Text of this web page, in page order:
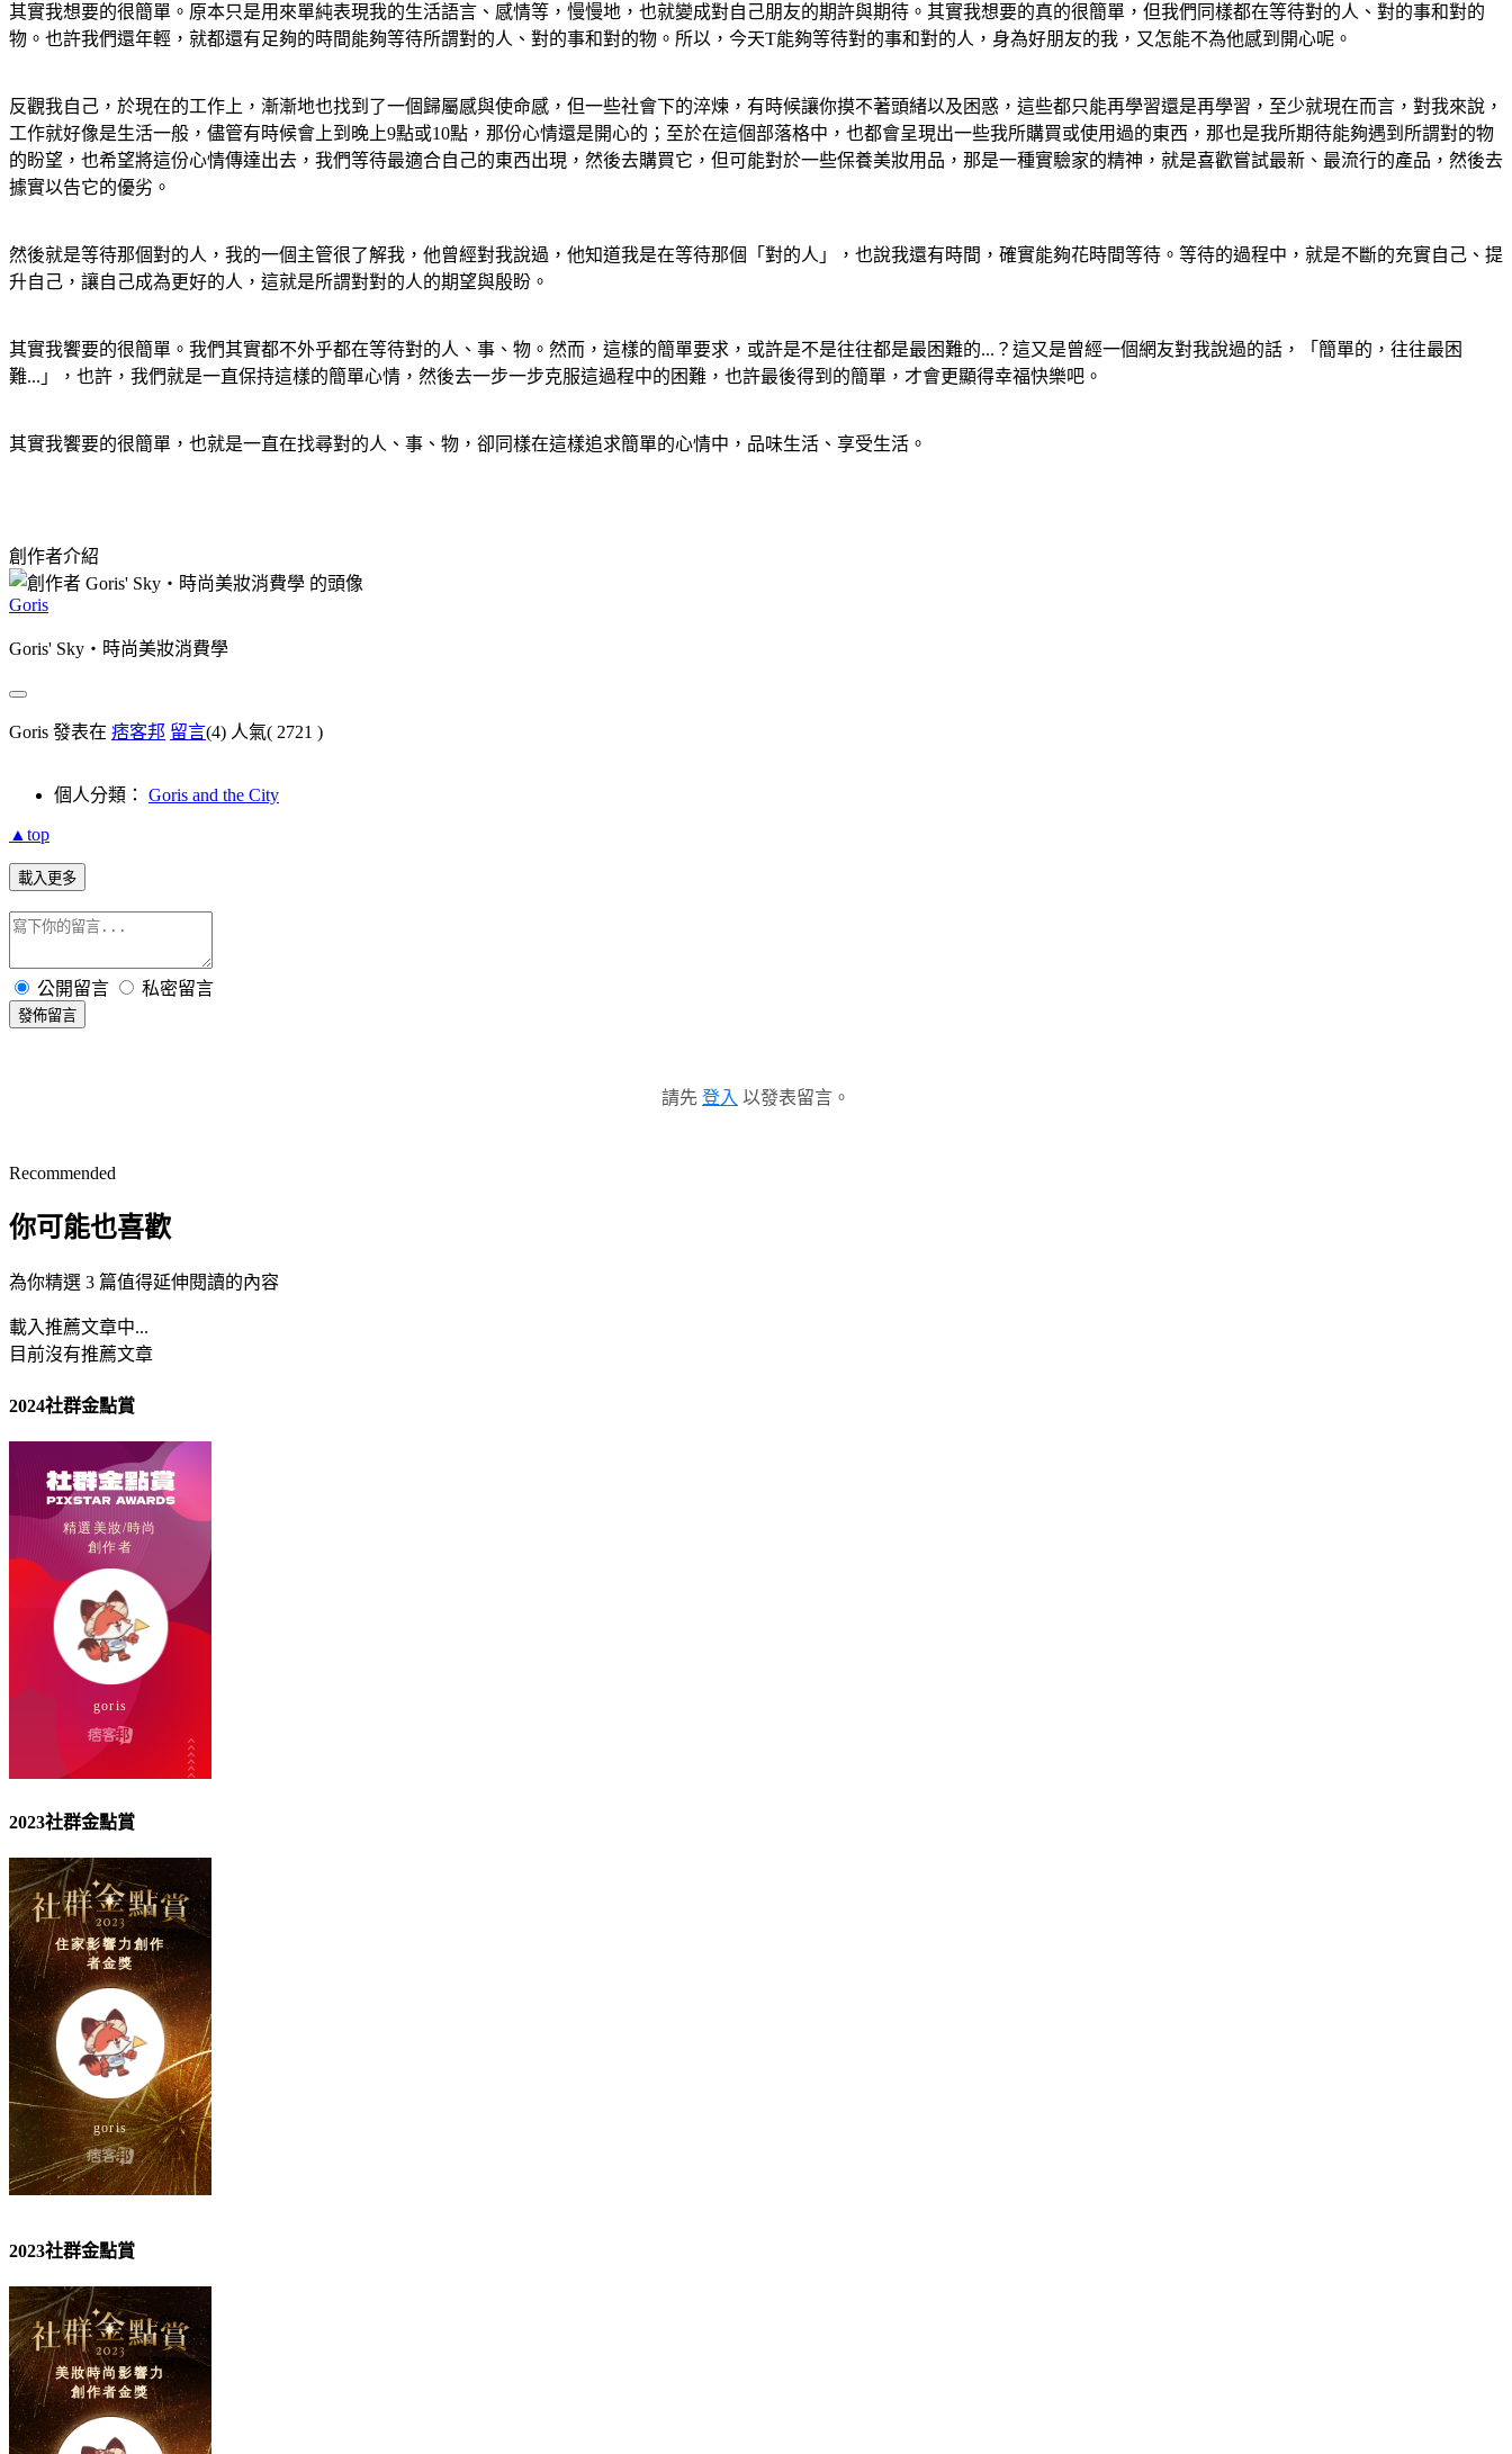
其實我想要的很簡單。原本只是用來單純表現我的生活語言、感情等，慢慢地，也就變成對自己朋友的期許與期待。其實我想要的真的很簡單，但我們同樣都在等待對的人、對的事和對的
物。也許我們還年輕，就都還有足夠的時間能夠等待所謂對的人、對的事和對的物。所以，今天T能夠等待對的事和對的人，身為好朋友的我，又怎能不為他感到開心呢。
反觀我自己，於現在的工作上，漸漸地也找到了一個歸屬感與使命感，但一些社會下的淬煉，有時候讓你摸不著頭緒以及困惑，這些都只能再學習還是再學習，至少就現在而言，對我來說，
工作就好像是生活一般，儘管有時候會上到晚上9點或10點，那份心情還是開心的；至於在這個部落格中，也都會呈現出一些我所購買或使用過的東西，那也是我所期待能夠遇到所謂對的物
的盼望，也希望將這份心情傳達出去，我們等待最適合自己的東西出現，然後去購買它，但可能對於一些保養美妝用品，那是一種實驗家的精神，就是喜歡嘗試最新、最流行的產品，然後去
據實以告它的優劣。
然後就是等待那個對的人，我的一個主管很了解我，他曾經對我說過，他知道我是在等待那個「對的人」，也說我還有時間，確實能夠花時間等待。等待的過程中，就是不斷的充實自己、提
升自己，讓自己成為更好的人，這就是所謂對對的人的期望與殷盼。
其實我饗要的很簡單。我們其實都不外乎都在等待對的人、事、物。然而，這樣的簡單要求，或許是不是往往都是最困難的...？這又是曾經一個網友對我說過的話，「簡單的，往往最困
難...」，也許，我們就是一直保持這樣的簡單心情，然後去一步一步克服這過程中的困難，也許最後得到的簡單，才會更顯得幸福快樂吧。
其實我饗要的很簡單，也就是一直在找尋對的人、事、物，卻同樣在這樣追求簡單的心情中，品味生活、享受生活。
創作者介紹
Goris
Goris' Sky‧時尚美妝消費學
Goris 發表在 痞客邦 留言(4) 人氣( 2721 )
個人分類： Goris and the City
▲top
載入更多
公開留言 私密留言
發佈留言
請先 登入 以發表留言。
Recommended
你可能也喜歡
為你精選 3 篇值得延伸閱讀的內容
載入推薦文章中...
目前沒有推薦文章
2024社群金點賞
2023社群金點賞
2023社群金點賞